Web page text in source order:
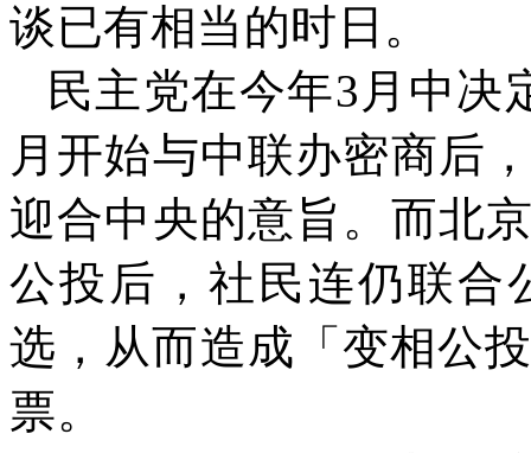
谈已有相当的时日。
民主党在今年3 月中决
月开始与中联办密商后
迎合中央的意旨。而北
公投后，社民连仍联合
选，从而造成「变相公
票。